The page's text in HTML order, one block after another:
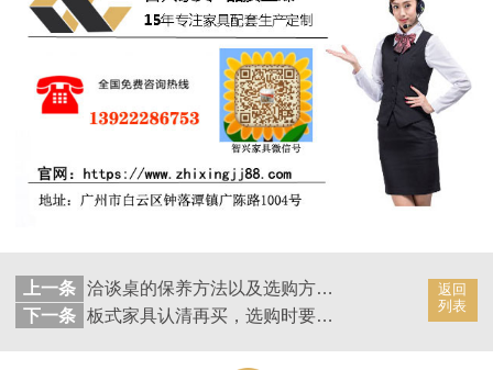
返回
列表
上一条
洽谈桌的保养方法以及选购方法 [智兴家具]
下一条
板式家具认清再买，选购时要注意识别 [智兴家具]